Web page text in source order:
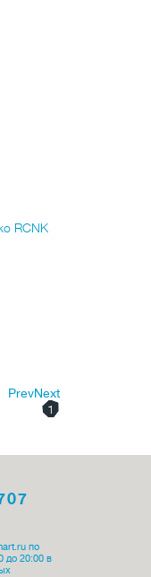
RCNK
PrevNext
1
по
до 20:00 в